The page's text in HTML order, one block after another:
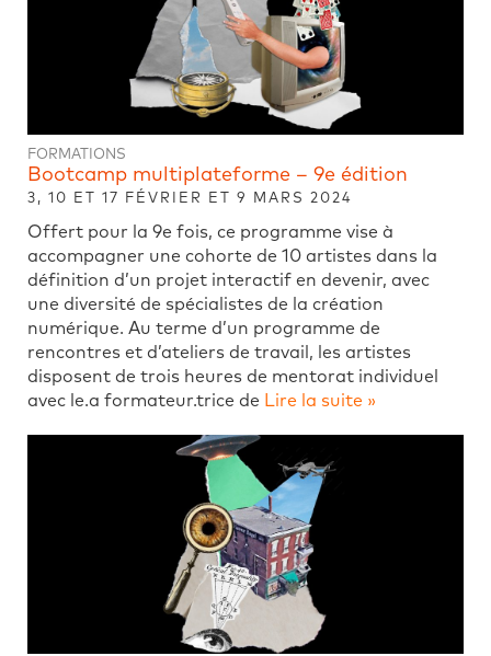
FORMATIONS
Bootcamp multiplateforme – 9e édition
3, 10 ET 17 FÉVRIER ET 9 MARS 2024
Offert pour la 9e fois, ce programme vise à
accompagner une cohorte de 10 artistes dans la
définition d’un projet interactif en devenir, avec
une diversité de spécialistes de la création
numérique. Au terme d’un programme de
rencontres et d’ateliers de travail, les artistes
disposent de trois heures de mentorat individuel
avec le.a formateur.trice de Lire la suite »